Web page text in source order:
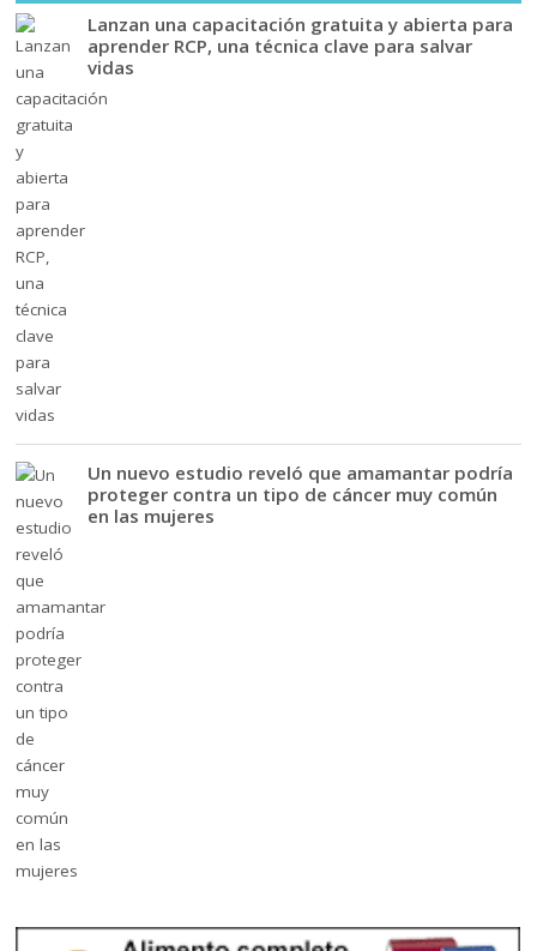
Lanzan una capacitación gratuita y abierta para
aprender RCP, una técnica clave para salvar
vidas
Un nuevo estudio reveló que amamantar podría
proteger contra un tipo de cáncer muy común
en las mujeres